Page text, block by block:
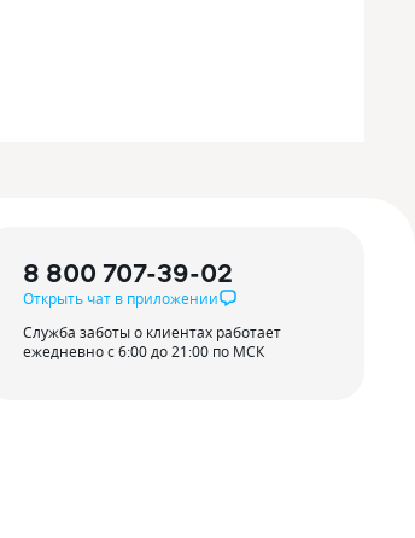
8 800 707-39-02
Открыть чат в приложении
Служба заботы о клиентах работает
ежедневно с 6:00 до 21:00 по МСК